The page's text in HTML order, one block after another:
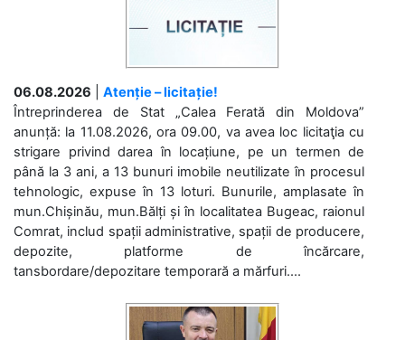
06.08.2026
Atenție – licitație!
Întreprinderea de Stat „Calea Ferată din Moldova”
anunță: la 11.08.2026, ora 09.00, va avea loc licitaţia cu
strigare privind darea în locațiune, pe un termen de
până la 3 ani, a 13 bunuri imobile neutilizate în procesul
tehnologic, expuse în 13 loturi. Bunurile, amplasate în
mun.Chișinău, mun.Bălți și în localitatea Bugeac, raionul
Comrat, includ spații administrative, spații de producere,
depozite, platforme de încărcare,
tansbordare/depozitare temporară a mărfuri....